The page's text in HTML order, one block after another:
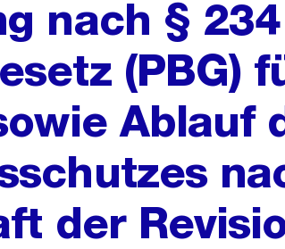
nach §
(PBG)
Ablauf
der